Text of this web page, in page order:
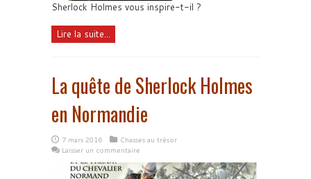
Sherlock Holmes vous inspire-t-il ?
Lire la suite...
La quête de Sherlock Holmes
en Normandie
7 mars 2016
Chasses au trésor
Laisser un commentaire